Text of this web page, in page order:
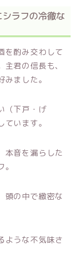
ラフの冷徹な
を酌み交わして
君の信長も、
ました。
（下戸・げ
います。
本音を漏らした
頭の中で緻密な
ような不気味さ